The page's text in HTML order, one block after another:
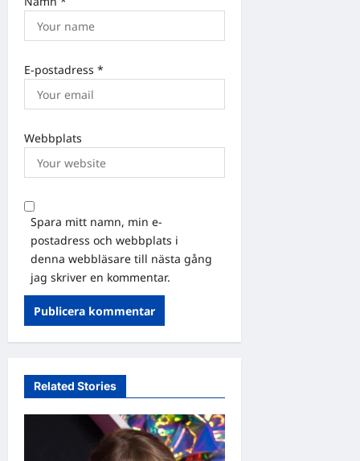
E-postadress *
Webbplats
Spara mitt namn, min e-
postadress och webbplats i
denna webbläsare till nästa gång
jag skriver en kommentar.
Related Stories